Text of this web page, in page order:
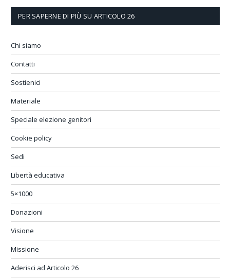
PER SAPERNE DI PIÙ SU ARTICOLO 26
Chi siamo
Contatti
Sostienici
Materiale
Speciale elezione genitori
Cookie policy
Sedi
Libertà educativa
5×1000
Donazioni
Visione
Missione
Aderisci ad Articolo 26